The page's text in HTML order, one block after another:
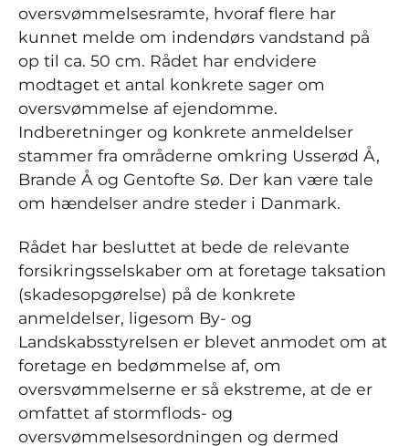
oversvømmelsesramte, hvoraf flere har
kunnet melde om indendørs vandstand på
op til ca. 50 cm. Rådet har endvidere
modtaget et antal konkrete sager om
oversvømmelse af ejendomme.
Indberetninger og konkrete anmeldelser
stammer fra områderne omkring Usserød Å,
Brande Å og Gentofte Sø. Der kan være tale
om hændelser andre steder i Danmark.
Rådet har besluttet at bede de relevante
forsikringsselskaber om at foretage taksation
(skadesopgørelse) på de konkrete
anmeldelser, ligesom By- og
Landskabsstyrelsen er blevet anmodet om at
foretage en bedømmelse af, om
oversvømmelserne er så ekstreme, at de er
omfattet af stormflods- og
oversvømmelsesordningen og dermed